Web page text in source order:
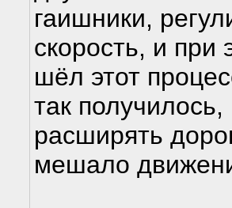
гаишники,
скорость, и
шёл этот
так
расширять
мешало